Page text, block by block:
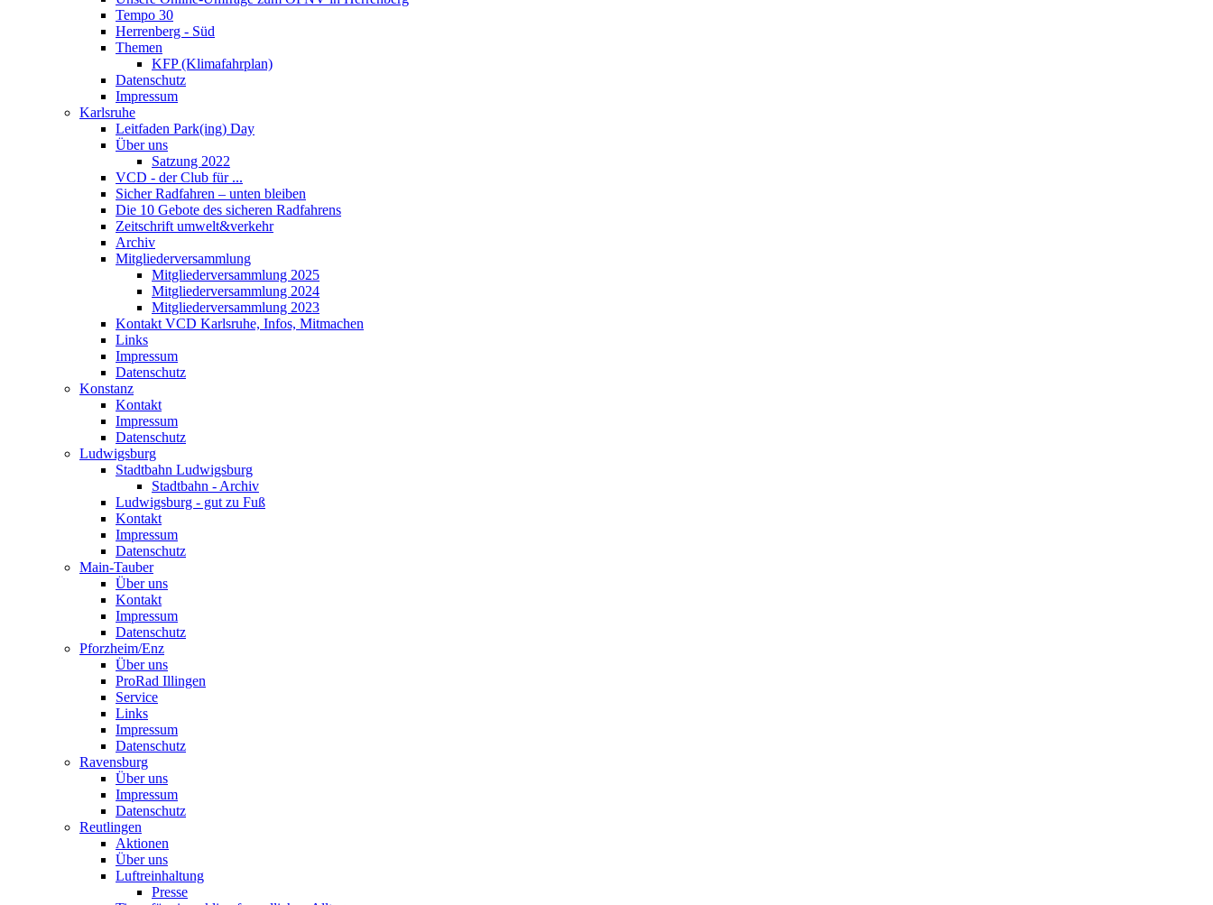
Tempo 30
Herrenberg - Süd
Themen
KFP (Klimafahrplan)
Datenschutz
Impressum
Karlsruhe
Leitfaden Park(ing) Day
Über uns
Satzung 2022
VCD - der Club für ...
Sicher Radfahren – unten bleiben
Die 10 Gebote des sicheren Radfahrens
Zeitschrift umwelt&verkehr
Archiv
Mitgliederversammlung
Mitgliederversammlung 2025
Mitgliederversammlung 2024
Mitgliederversammlung 2023
Kontakt VCD Karlsruhe, Infos, Mitmachen
Links
Impressum
Datenschutz
Konstanz
Kontakt
Impressum
Datenschutz
Ludwigsburg
Stadtbahn Ludwigsburg
Stadtbahn - Archiv
Ludwigsburg - gut zu Fuß
Kontakt
Impressum
Datenschutz
Main-Tauber
Über uns
Kontakt
Impressum
Datenschutz
Pforzheim/Enz
Über uns
ProRad Illingen
Service
Links
Impressum
Datenschutz
Ravensburg
Über uns
Impressum
Datenschutz
Reutlingen
Aktionen
Über uns
Luftreinhaltung
Presse